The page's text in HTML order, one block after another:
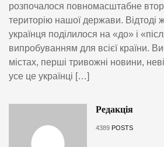
розпочалося повномасштабне
територію нашої держави. Відтоді
українця поділилося на «до» і
випробуванням для всієї країни.
містах, перші тривожні новини,
усе це українці […]
Редакція
4389 POSTS